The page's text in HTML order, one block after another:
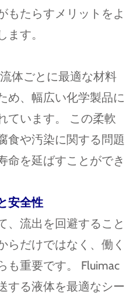
もたらすメリットをよ
ます。
体ごとに最適な材料
め、幅広い化学製品に
ています。 この柔軟
食や汚染に関する問題
命を延ばすことができ
安全性
、流出を回避すること
らだけではなく、働く
も重要です。 Fluimac
する液体を最適なシー